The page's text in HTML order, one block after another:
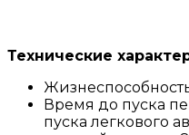
Технические
Время до пуска
пуска легкового